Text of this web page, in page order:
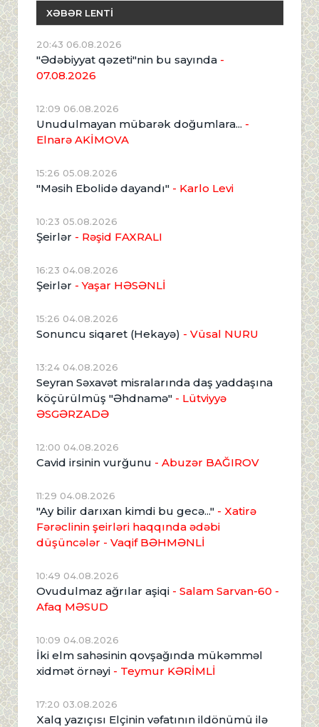
XƏBƏR LENTİ
20:43 06.08.2026
"Ədəbiyyat qəzeti"nin bu sayında -
07.08.2026
12:09 06.08.2026
Unudulmayan mübarək doğumlara... -
Elnarə AKİMOVA
15:26 05.08.2026
"Məsih Ebolidə dayandı" - Karlo Levi
10:23 05.08.2026
Şeirlər - Rəşid FAXRALI
16:23 04.08.2026
Şeirlər - Yaşar HƏSƏNLİ
15:26 04.08.2026
Sonuncu siqaret (Hekayə) - Vüsal NURU
13:24 04.08.2026
Seyran Səxavət misralarında daş yaddaşına
köçürülmüş "Əhdnamə" - Lütviyyə
ƏSGƏRZADƏ
12:00 04.08.2026
Cavid irsinin vurğunu - Abuzər BAĞIROV
11:29 04.08.2026
"Ay bilir darıxan kimdi bu gecə..." - Xatirə
Fərəclinin şeirləri haqqında ədəbi
düşüncələr - Vaqif BƏHMƏNLİ
10:49 04.08.2026
Ovudulmaz ağrılar aşiqi - Salam Sarvan-60 -
Afaq MƏSUD
10:09 04.08.2026
İki elm sahəsinin qovşağında mükəmməl
xidmət örnəyi - Teymur KƏRİMLİ
17:20 03.08.2026
Xalq yazıçısı Elçinin vəfatının ildönümü ilə